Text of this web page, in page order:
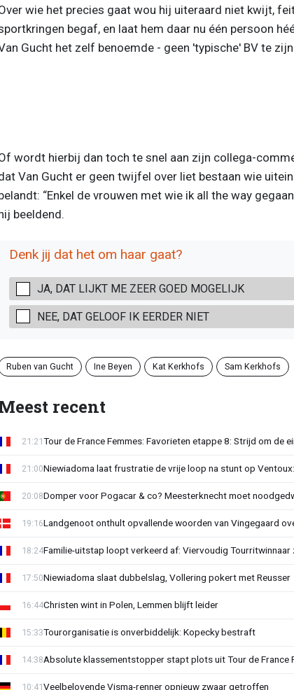
wie het precies gaat wou hij uiteraard niet kwijt,
begaf, en laat hem daar nu één persoon
Gucht het zelf benoemde - geen 'typische' BV te zijn.
wordt hierbij dan toch te snel aan zijn collega-
Van Gucht er geen twijfel over liet bestaan wie
“Enkel de vrouwen met wie ik all the way
beeldend.
Denk jij dat het om haar gaat?
JA, DAT LIJKT ME ZEER GOED MOGELIJK
NEE, DAT GELOOF IK EERDER NIET
Ruben van Gucht Ine Beyen Kat Kerkhofs Sam Kerkhofs
recent
Tour de France Femmes: Favorieten etappe 8: Strijd om de
21:21
Niewiadoma laat frustratie de vrije loop na stunt op
21:00
Domper voor Pogacar & co? Meesterknecht moet
20:08
Landgenoot onthult opvallende woorden van Vingegaard
19:16
Familie-uitstap loopt verkeerd af: Viervoudig Tourritwinnaar
18:24
Niewiadoma slaat dubbelslag, Vollering pokert met Reusser
17:50
Christen wint in Polen, Lemmen blijft leider
16:44
Tourorganisatie is onverbiddelijk: Kopecky bestraft
15:33
Absolute klassementstopper stapt plots uit Tour de France
14:38
Veelbelovende Visma-renner opnieuw zwaar getroffen
10:41